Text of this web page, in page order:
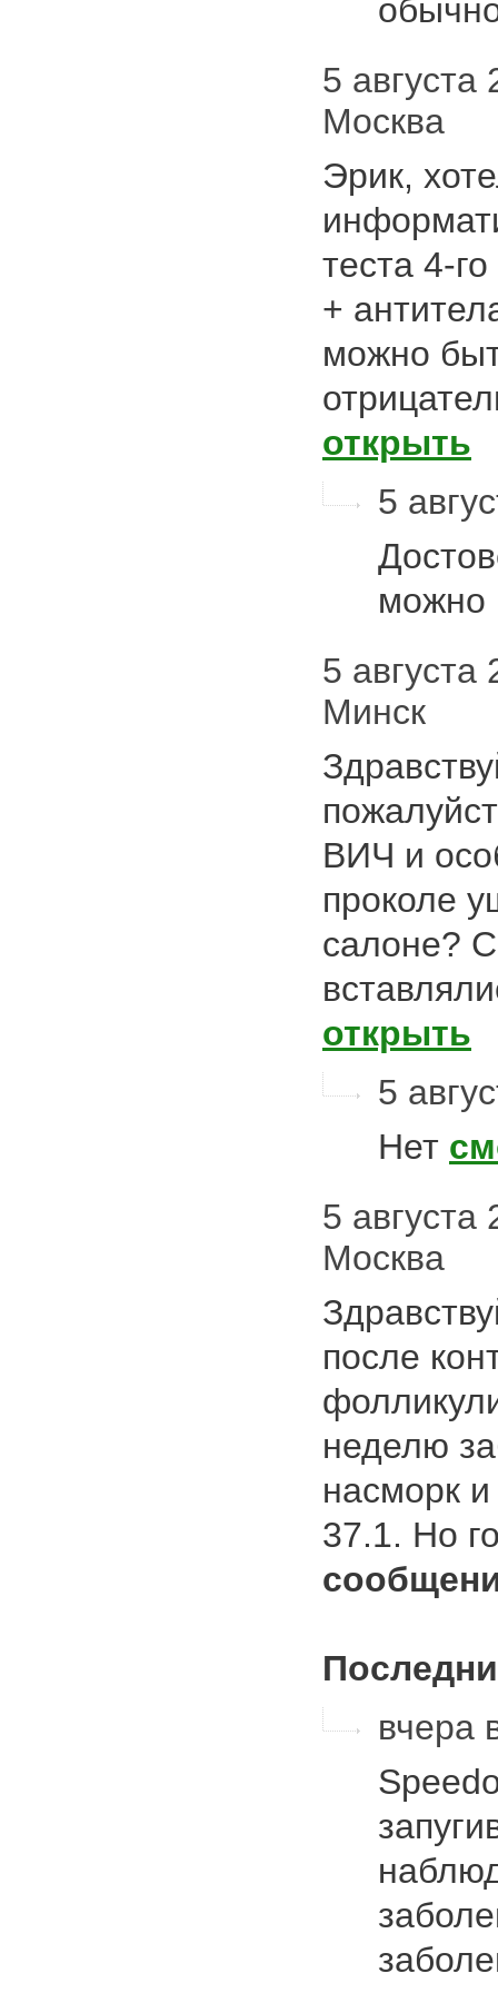
5 августа
Москва
Эрик,
теста 4-
+
можно
открыть
5
можно
5
Минск
ВИЧ и
проколе
салоне?
открыть
5
Нет
5
Москва
после
неделю
насморк
37.1. Но
вчера